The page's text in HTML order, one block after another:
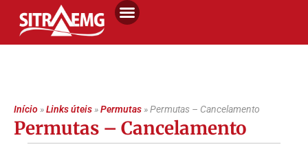
Início»Links úteis»Permutas»Permutas – Cancelamento
Permutas – Cancelamento